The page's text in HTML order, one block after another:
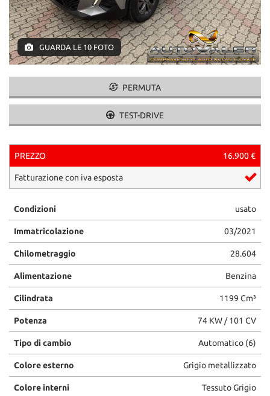
GUARDA LE 10 FOTO
PERMUTA
TEST-DRIVE
PREZZO 16.900 €
Fatturazione con iva esposta
Condizioni usato
Immatricolazione 03/2021
Chilometraggio 28.604
Alimentazione Benzina
Cilindrata 1199 Cm³
Potenza 74 KW / 101 CV
Tipo di cambio Automatico (6)
Colore esterno Grigio metallizzato
Colore interni Tessuto Grigio
tracciamento
che
adottiamo
per
offrire
le
funzionalità
svolgere
attività
descritte.
Per
informazioni
sull'utilità
e
sul
funzionamento
questi
strumenti
tracciamento
si
rimanda
alla
cookie
policy.
Puoi